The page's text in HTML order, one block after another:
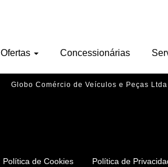
Ofertas Concessionárias
Globo Comércio de Veículos e Peças Ltda
Política de Cookies Política de